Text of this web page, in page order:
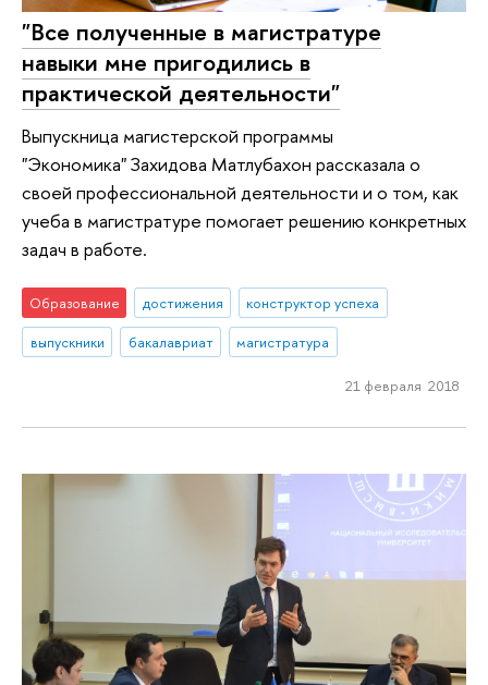
"Все полученные в магистратуре
навыки мне пригодились в
практической деятельности"
Выпускница магистерской программы
"Экономика" Захидова Матлубахон рассказала о
своей профессиональной деятельности и о том, как
учеба в магистратуре помогает решению конкретных
задач в работе.
Образование достижения
конструктор успеха
выпускники
бакалавриат магистратура
21 февраля 2018